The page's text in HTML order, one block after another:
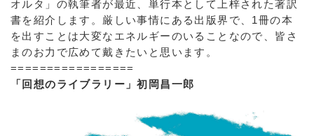
オルタ」の執筆者が最近、単行本として上梓された著訳
書を紹介します。厳しい事情にある出版界で、1冊の本
を出すことは大変なエネルギーのいることなので、皆さ
まのお力で広めて戴きたいと思います。
=================
「回想のライブラリー」初岡昌一郎